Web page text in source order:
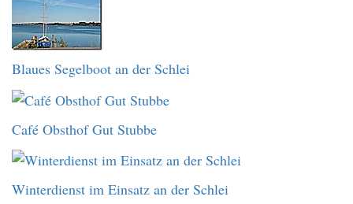
Blaues Segelboot an der Schlei
Café Obsthof Gut Stubbe
Winterdienst im Einsatz an der Schlei